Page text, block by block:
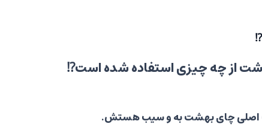
از چه چیزی استفاده شده است⁉️
اصلی چای بهشت به و سیب هستش.